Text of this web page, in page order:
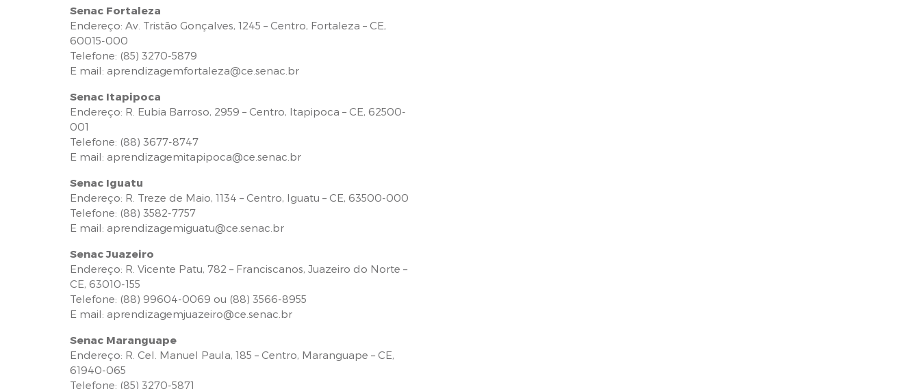
Senac Fortaleza
Endereço: Av. Tristão Gonçalves, 1245 – Centro, Fortaleza – CE,
60015-000
Telefone: (85) 3270-5879
E mail: aprendizagemfortaleza@ce.senac.br
Senac Itapipoca
Endereço: R. Eubia Barroso, 2959 – Centro, Itapipoca – CE, 62500-
001
Telefone: (88) 3677-8747
E mail: aprendizagemitapipoca@ce.senac.br
Senac Iguatu
Endereço: R. Treze de Maio, 1134 – Centro, Iguatu – CE, 63500-000
Telefone: (88) 3582-7757
E mail: aprendizagemiguatu@ce.senac.br
Senac Juazeiro
Endereço: R. Vicente Patu, 782 – Franciscanos, Juazeiro do Norte –
CE, 63010-155
Telefone: (88) 99604-0069 ou (88) 3566-8955
E mail: aprendizagemjuazeiro@ce.senac.br
Senac Maranguape
Endereço: R. Cel. Manuel Paula, 185 – Centro, Maranguape – CE,
61940-065
Telefone: (85) 3270-5871